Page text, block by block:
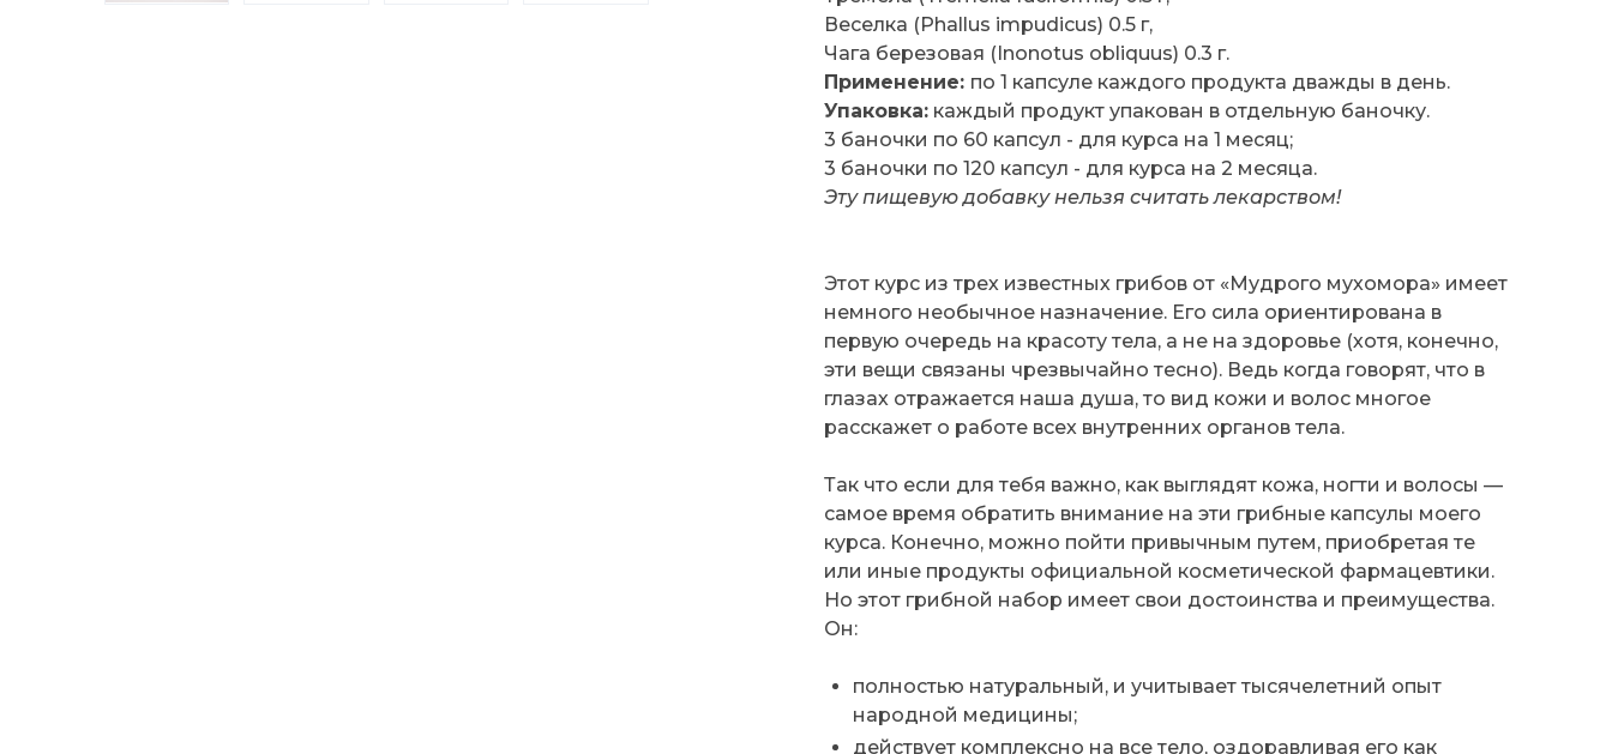
Веселка (Phallus impudicus) 0.5 г,
Чага березовая (Inonotus obliquus) 0.3 г.
Применение: по 1 капсуле каждого продукта дважды в день.
Упаковка: каждый продукт упакован в отдельную баночку.
3 баночки по 60 капсул - для курса на 1 месяц;
3 баночки по 120 капсул - для курса на 2 месяца.
Эту пищевую добавку нельзя считать лекарством!
Этот курс из трех известных грибов от «Мудрого мухомора» имеет
немного необычное назначение. Его сила ориентирована в
первую очередь на красоту тела, а не на здоровье (хотя, конечно,
эти вещи связаны чрезвычайно тесно). Ведь когда говорят, что в
глазах отражается наша душа, то вид кожи и волос многое
расскажет о работе всех внутренних органов тела.
Так что если для тебя важно, как выглядят кожа, ногти и волосы —
самое время обратить внимание на эти грибные капсулы моего
курса. Конечно, можно пойти привычным путем, приобретая те
или иные продукты официальной косметической фармацевтики.
Но этот грибной набор имеет свои достоинства и преимущества.
Он:
полностью натуральный, и учитывает тысячелетний опыт
народной медицины;
действует комплексно на все тело, оздоравливая его как